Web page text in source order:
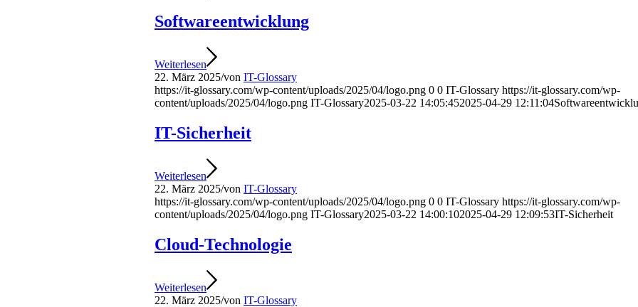
Softwareentwicklung
Weiterlesen
22. März 2025/von IT-Glossary
https://it-glossary.com/wp-content/uploads/2025/04/logo.png 0 0 IT-Glossary https://it-glossary.com/wp-
content/uploads/2025/04/logo.png IT-Glossary2025-03-22 14:05:452025-04-29 12:11:04
IT-Sicherheit
Weiterlesen
22. März 2025/von IT-Glossary
https://it-glossary.com/wp-content/uploads/2025/04/logo.png 0 0 IT-Glossary https://it-glossary.com/wp-
content/uploads/2025/04/logo.png IT-Glossary2025-03-22 14:00:102025-04-29 12:09:53IT-Sicherheit
Cloud-Technologie
Weiterlesen
22. März 2025/von IT-Glossary